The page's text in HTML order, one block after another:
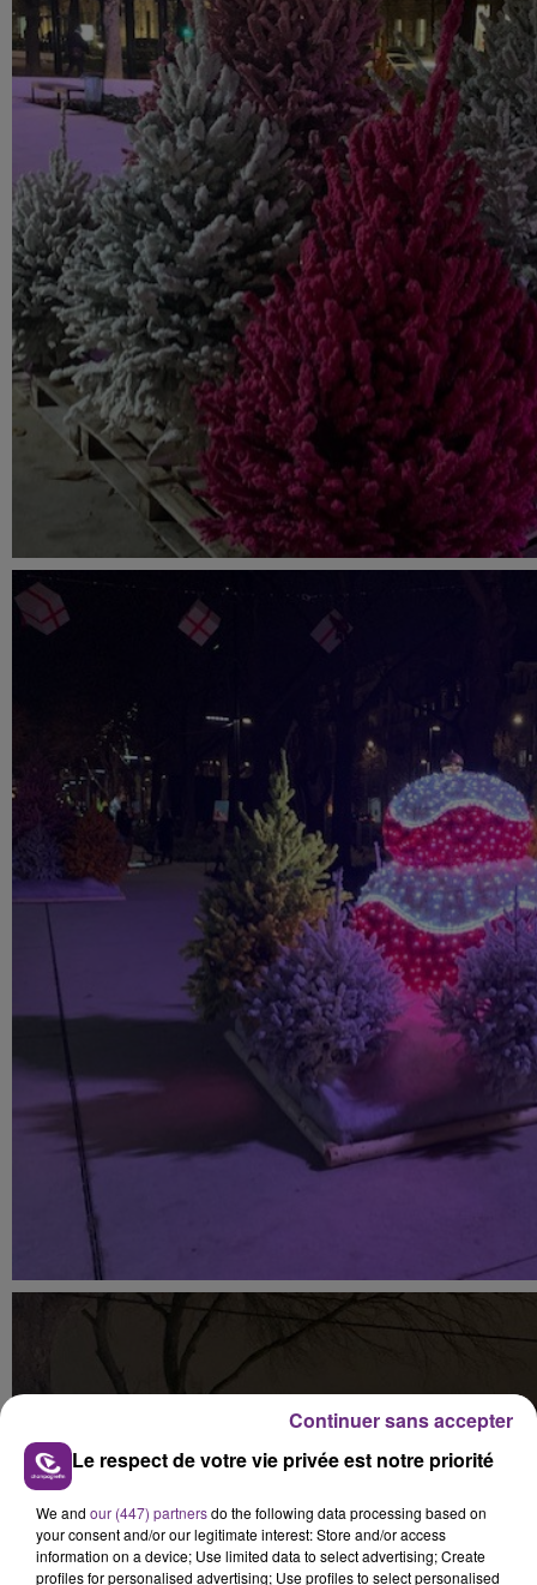
Le respect de votre vie privée est notre priorité
We and our (447) partnersdo the following data processing based on
your consent and/or our legitimate interest: Store and/or access
information on a device; Use limited data to select advertising; Create
profiles for personalised advertising; Use profiles to select personalised
Continuer sans accepter